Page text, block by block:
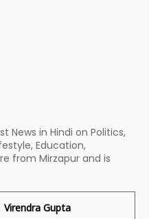
News in Hindi on Politics,
Education,
from Mirzapur and is
Virendra Gupta